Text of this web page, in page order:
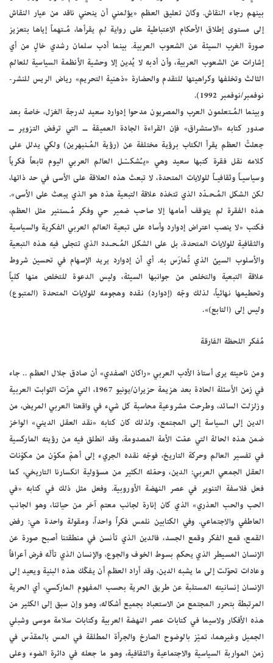
بينهم رجاء النقاش. وكان تعليق العظم «يؤلمني أن ينحني ناقد من عيار النقاش
إلى مستوى إطلاق الأحكام الاعتباطية على رواية لم يقرأها، مُـتهماً إياها بتعزيز
صورة الغرب السيئة عن الشعوب العربية. بينما أدب سلمان رشدي خالٍ من أي
إشارات عن الشعوب العربية، وأن أدبه لا يُدين إلا وحشية الأنظمة السياسية للعالم
الثالث وتخلفها وكراهيتها للتقدم والحضارة «ذهنية التحريم» رياض الريس للنشر-
نوفمبر/نوفمبر 1992).
وبينما المُـتعلمون العرب والمصريون مدحوا إدوارد سعيد لدرجة الغزل، خاصة بعد
صدور كتابه «الاستشراق» فإن القراءة الجادة العميقة ــ التي ترفض التزوير ــ
جعلتْ العظم يقرأ الكتاب برؤية مختلفة عن (رؤية المُـنبهرين) ولكي يدلل على
كلامه نقل فقرة كتبها سعيد وهي «يـُشكــّـل العالم العربي اليوم تابعاً فكرياً
وسياسيـاً وثقافيـاً للولايات المتحدة، لا تبعث هذه العلاقة على الأسى في حد ذاتها،
لكن الشكل المُـحـدّد الذي تتخذه علاقة التبعية هذه هو الذي يبعث على الأسى».
هذه الفقرة لم يتوقف أمامها إلا صاحب ضمير حي وفكر مُـستنير مثل العظم،
فكتب «لا ينصب اعتراض إدوارد وأساه على تبعية العالم العربي الفكرية والسياسية
والثقافية للولايات المتحدة، بل على الشكل المُـحـدد الذي تتجلى فيه هذه التبعية
والأسلوب السيئ الذي تُمارَس به. أي أن إدوارد يريد الإسهام في تحسين شروط
علاقة التبعية والتخلص من جوانبها السيئة، وليس الدعوة للتخلص منها كلياً
وتحطيمها نهائياً، لذلك وجّه (إدوارد) نقده وهجومه للولايات المتحدة (المتبوع)
وليس إلى (التابع)».
مُفكر اللحظة الفارقة
ومن ناحيته يرى أستاذ الأدب العربي «راكان الصفدي» أن صادق جلال العظم .. جاء
في زمن الأسئلة الحادة بعد هزيمة حزيران/يونيو 1967، التي هزّت الثوابت العربية
وزلزلت السائد، وطرحت مشروعية محاسبة كل شيء في واقعنا العربي المريض، من
الدين إلى السياسة إلى المجتمع، ولذلك كان كتابه «نقد العقل الديني» الواخز
ضمن هذه الحالة التي عمّت الأمة المصدومة، وقد انطلق فيه من رؤيته الماركسية
في تفسير العالم وحركة التاريخ، فوجّه نقده الجريء إلى أهمّ مكوّن من مكوّنات
العقل الجمعي العربي: الدين، وحمّله الكثير من مسؤولية انكسارنا التاريخي، كما
فعل فلاسفة التنوير في عصر النهضة الأوروبية. وفعل مثل ذلك في كتابه «في
الحب والحب العذري» الذي كان إنارة لجانب معتم آخر من حياتنا، وهو الجانب
العاطفي والاجتماعي. وفي الكتابين نلمس فكراً واحداً، ومقولة واحدة هي: رفض
القمع، قمع الفكر وقمع الجسد، فالدين الذي تأنسن في منطقتنا أصبح صورة عن
الإنسان المسيطر الذي يحكم بسوط الخوف والجوع، والإنسان الذي تألّه فرض أعرافاً
وعادات تحوّلت إلى ما يشبه الدين، وقد أراد العظم أن يفكّك هذه البنية ويعيد إلى
الإنسان إنسانيته المستلبة عن طريق الحرية بحسب المفهوم الماركسي، أي الحرية
المرتبطة بتحرر المجتمع من الاستعباد بجميع أشكاله، وهو وإن سبق إلى الكثير من
هذه الأفكار ولاسيما في كتابات عصر النهضة العربية وكتابات سلامة موسى وشبلي
الجميل وغيرهما، تميّز بالوضوح الصارخ والجرأة المطلقة في المس بالمقدّس في
زمن المواربة السياسية والاجتماعية والثقافية، وهو ما جعله في دائرة الضوء وعلى